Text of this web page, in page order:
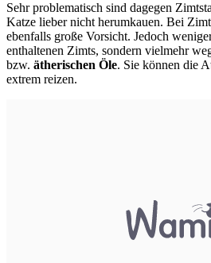
Sehr problematisch sind dagegen
Katze lieber nicht herumkauen. Bei
ebenfalls große Vorsicht. Jedoch
enthaltenen Zimts, sondern vielmehr
bzw. ätherischen Öle. Sie können die
extrem reizen.